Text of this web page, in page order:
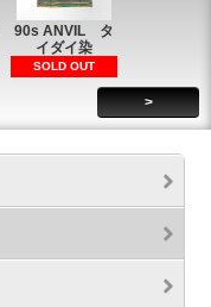
90s ANVIL タ
イダイ染
SOLD OUT
>